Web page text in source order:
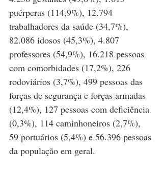
puérperas (114,9%), 12.794
trabalhadores da saúde (34,7%),
82.086 idosos (45,3%), 4.807
professores (54,9%), 16.218 pessoas
com comorbidades (17,2%), 226
rodoviários (3,7%), 499 pessoas das
forças de segurança e forças armadas
(12,4%), 127 pessoas com deficiência
(0,3%), 114 caminhoneiros (2,7%),
59 portuários (5,4%) e 56.396 pessoas
da população em geral.